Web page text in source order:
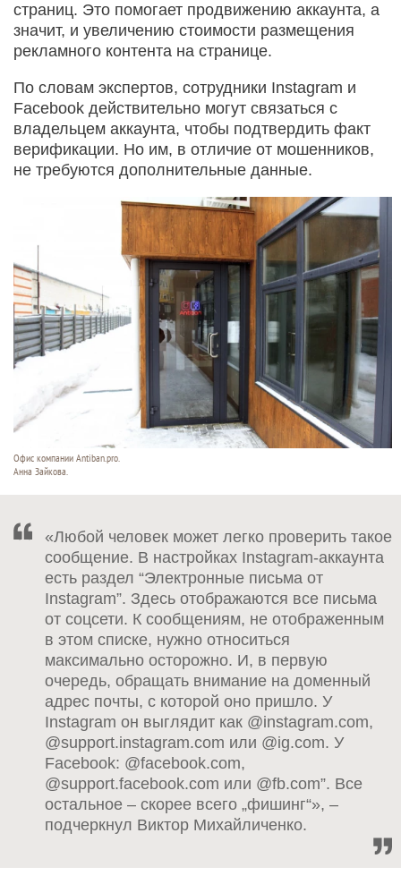
страниц. Это помогает продвижению аккаунта, а
значит, и увеличению стоимости размещения
рекламного контента на странице.
По словам экспертов, сотрудники Instagram и
Facebook действительно могут связаться с
владельцем аккаунта, чтобы подтвердить факт
верификации. Но им, в отличие от мошенников,
не требуются дополнительные данные.
Офис компании Antiban.pro.
Анна Зайкова.
«Любой человек может легко проверить такое
сообщение. В настройках Instagram-аккаунта
есть раздел “Электронные письма от
Instagram”. Здесь отображаются все письма
от соцсети. К сообщениям, не отображенным
в этом списке, нужно относиться
максимально осторожно. И, в первую
очередь, обращать внимание на доменный
адрес почты, с которой оно пришло. У
Instagram он выглядит как @instagram.com,
@support.instagram.com или @ig.com. У
Facebook: @facebook.com,
@support.facebook.com или @fb.com”. Все
остальное – скорее всего „фишинг“», –
подчеркнул Виктор Михайличенко.